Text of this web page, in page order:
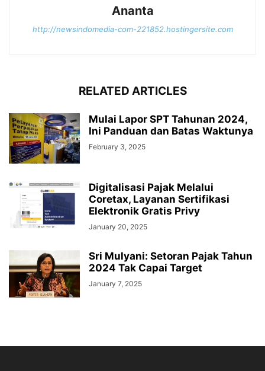
Ananta
http://newsindomedia-com-221852.hostingersite.com
RELATED ARTICLES
Mulai Lapor SPT Tahunan 2024,
Ini Panduan dan Batas Waktunya
February 3, 2025
Digitalisasi Pajak Melalui
Coretax, Layanan Sertifikasi
Elektronik Gratis Privy
January 20, 2025
Sri Mulyani: Setoran Pajak Tahun
2024 Tak Capai Target
January 7, 2025